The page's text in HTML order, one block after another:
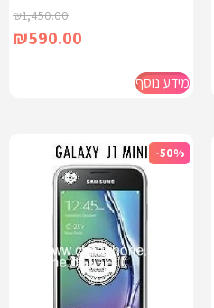
₪1,450.00
₪590.00
מידע נוסף
-50%